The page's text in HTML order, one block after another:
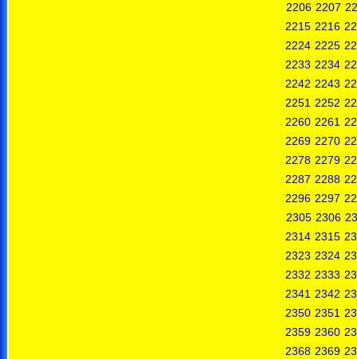
2206 2207
2215 2216
2224 2225
2233 2234
2242 2243
2251 2252
2260 2261
2269 2270
2278 2279
2287 2288
2296 2297
2305 2306
2314 2315
2323 2324
2332 2333
2341 2342
2350 2351
2359 2360
2368 2369